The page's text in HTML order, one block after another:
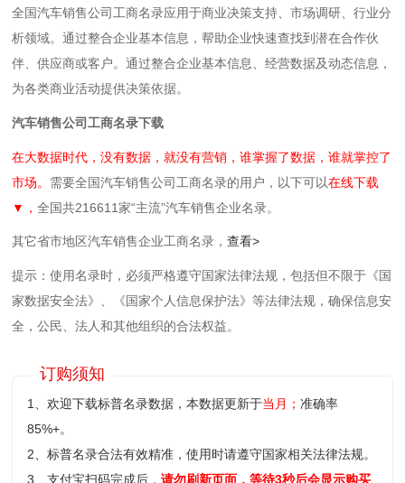
全国汽车销售公司工商名录应用于商业决策支持、市场调研、行业分
析领域。通过整合企业基本信息，帮助企业快速查找到潜在合作伙
伴、供应商或客户。通过整合企业基本信息、经营数据及动态信息，
为各类商业活动提供决策依据。
汽车销售公司工商名录下载
在大数据时代，没有数据，就没有营销，谁掌握了数据，谁就掌控了
市场。 需要全国汽车销售公司工商名录的用户，以下可以在线下载
▼，全国共216611家“主流”汽车销售企业名录。
其它省市地区汽车销售企业工商名录，查看>
提示：使用名录时，必须严格遵守国家法律法规，包括但不限于《国
家数据安全法》、《国家个人信息保护法》等‌法律法规，确保信息安
全，公民、法人和其他组织的合法权益。
订购须知
1、欢迎下载标普名录数据，本数据更新于当月；准确率
85%+。
2、标普名录合法有效精准，使用时请遵守国家相关法律法规。
3、支付宝扫码完成后，请勿刷新页面，等待3秒后会显示购买